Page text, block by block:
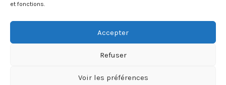
et fonctions.
Accepter
Refuser
Voir les préférences
Poilly-lez-Gien, France
MAGAZINE